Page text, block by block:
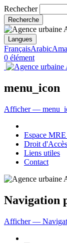
Rechecher
Langues
FrançaisArabic
0 élément
menu_icon
Afficher —
Espace
Droit
Liens utiles
Contact
Navigation
Afficher —